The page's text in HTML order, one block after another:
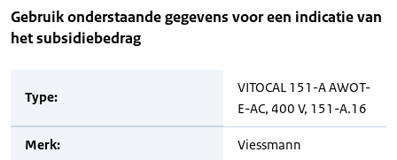
Gebruik onderstaande gegevens voor een indicatie van
het subsidiebedrag
Type:
VITOCAL 151-A AWOT-
E-AC, 400 V, 151-A.16
Merk: Viessmann